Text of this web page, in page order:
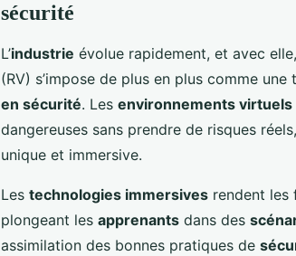
sécurité
L’industrie évolue rapidement, et avec
(RV) s’impose de plus en plus comme
en sécurité. Les environnements virtuels
dangereuses sans prendre de risques
unique et immersive.
Les technologies immersives rendent les
plongeant les apprenants dans des
assimilation des bonnes pratiques de